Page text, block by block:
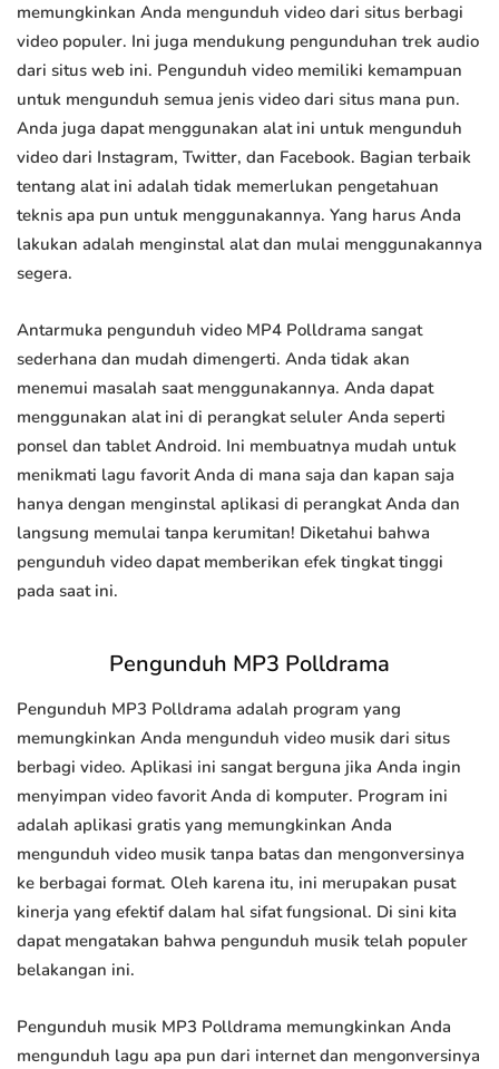
memungkinkan Anda mengunduh video dari situs berbagi
video populer. Ini juga mendukung pengunduhan trek audio
dari situs web ini. Pengunduh video memiliki kemampuan
untuk mengunduh semua jenis video dari situs mana pun.
Anda juga dapat menggunakan alat ini untuk mengunduh
video dari Instagram, Twitter, dan Facebook. Bagian terbaik
tentang alat ini adalah tidak memerlukan pengetahuan
teknis apa pun untuk menggunakannya. Yang harus Anda
lakukan adalah menginstal alat dan mulai menggunakannya
segera.
Antarmuka pengunduh video MP4 Polldrama sangat
sederhana dan mudah dimengerti. Anda tidak akan
menemui masalah saat menggunakannya. Anda dapat
menggunakan alat ini di perangkat seluler Anda seperti
ponsel dan tablet Android. Ini membuatnya mudah untuk
menikmati lagu favorit Anda di mana saja dan kapan saja
hanya dengan menginstal aplikasi di perangkat Anda dan
langsung memulai tanpa kerumitan! Diketahui bahwa
pengunduh video dapat memberikan efek tingkat tinggi
pada saat ini.
Pengunduh MP3 Polldrama
Pengunduh MP3 Polldrama adalah program yang
memungkinkan Anda mengunduh video musik dari situs
berbagi video. Aplikasi ini sangat berguna jika Anda ingin
menyimpan video favorit Anda di komputer. Program ini
adalah aplikasi gratis yang memungkinkan Anda
mengunduh video musik tanpa batas dan mengonversinya
ke berbagai format. Oleh karena itu, ini merupakan pusat
kinerja yang efektif dalam hal sifat fungsional. Di sini kita
dapat mengatakan bahwa pengunduh musik telah populer
belakangan ini.
Pengunduh musik MP3 Polldrama memungkinkan Anda
mengunduh lagu apa pun dari internet dan mengonversinya